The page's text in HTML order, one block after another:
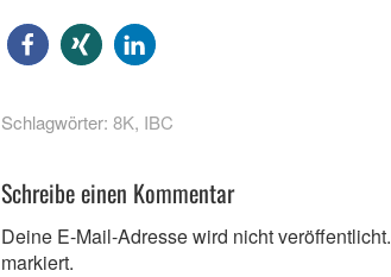
Schlagwörter: 8K, IBC
Schreibe einen Kommentar
Deine E-Mail-Adresse wird nicht veröffentlicht.
markiert.